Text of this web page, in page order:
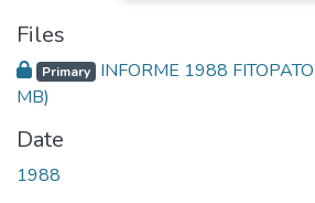
Files
Primary INFORME 1988
MB)
Date
1988